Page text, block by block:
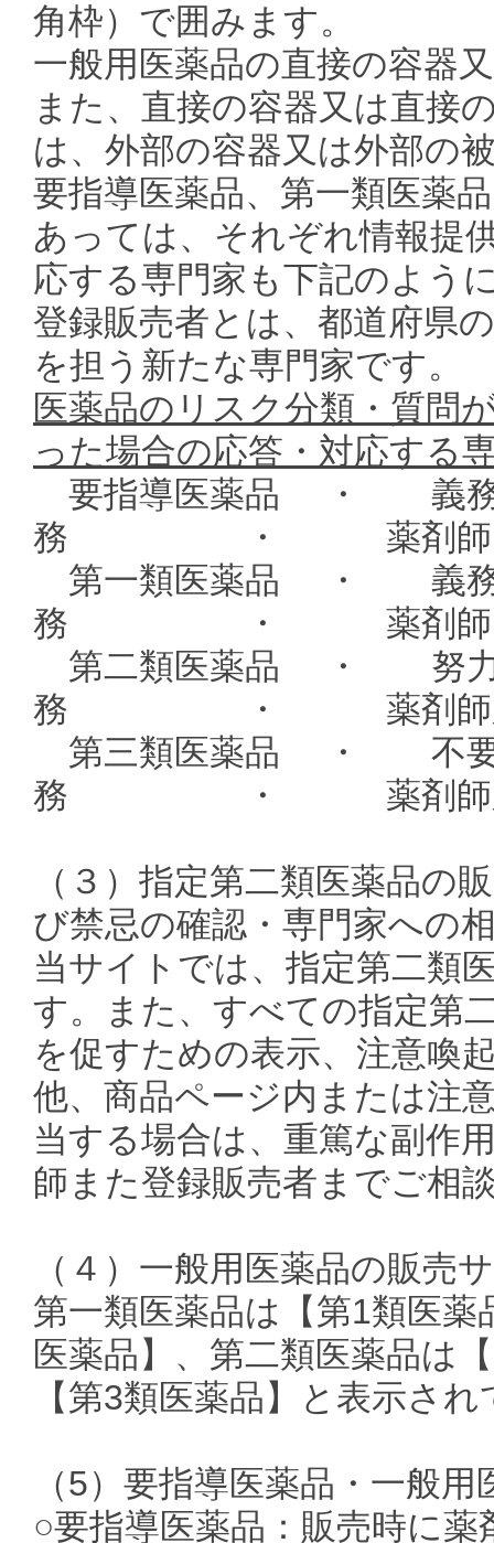
角枠）で囲みます。
一般用医薬品の直接の容器
また、直接の容器又は直接
は、外部の容器又は外部の
要指導医薬品、第一類医薬
あっては、それぞれ情報提
応する専門家も下記のよう
登録販売者とは、都道府県
を担う新たな専門家です。
医薬品のリスク分類・質問
った場合の応答・対応する
要指導医薬品 ・ 義
務 ・ 薬剤師
第一類医薬品
務 ・ 薬剤師
第二類医薬品 ・
務 ・ 薬剤師又は
第三類医薬品
務 ・ 薬剤師又は
（３）指定第二類医薬品の
び禁忌の確認・専門家への
当サイトでは、指定第二類
す。また、すべての指定第
を促すための表示、注意喚
他、商品ページ内または注
当する場合は、重篤な副作
師また登録販売者までご相
（４）一般用医薬品の販売
第一類医薬品は【第1類医
医薬品】、第二類医薬品は
【第3類医薬品】と表示さ
（5）要指導医薬品・一般
○要指導医薬品：販売時に